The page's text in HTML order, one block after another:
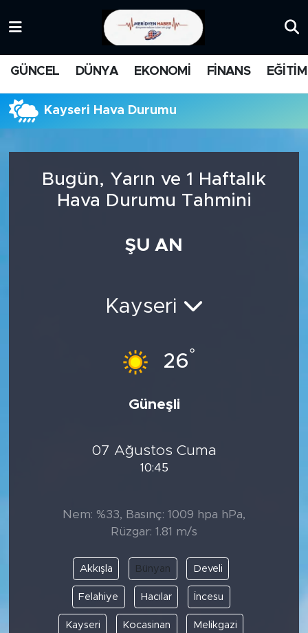
GÜNCEL DÜNYA EKONOMİ FİNANS EĞİTİM
Kayseri Hava Durumu
Bugün, Yarın ve 1 Haftalık
Hava Durumu Tahmini
ŞU AN
Kayseri
26°
Güneşli
07 Ağustos Cuma
10:45
Nem: %33, Basınç: 1009 hpa hPa,
Rüzgar: 1.81 m/s
Akkışla Bünyan Develi
Felahiye Hacılar İncesu
Kayseri Kocasinan Melikgazi
FİNANS
KARİKATÜR
YAZARLAR
POLİTİKA
EKONOMİ
Süper Lig Puan Durumu ve Fikstür
Haber Arşivi